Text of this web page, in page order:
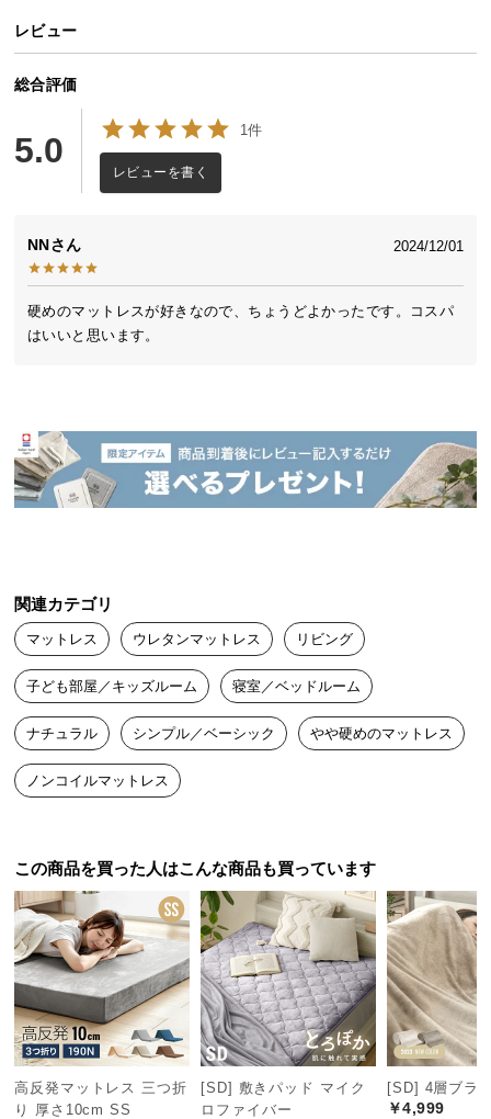
料
つ
て
商
品
配
送
て
中
の
配
送
に
つ
い
て
品
の
配
送
に
つ
い
て
開
レビュー
総合評価
5.0
1件
レビューを書く
NN 2024/12/01
硬めのマットレスが好きなので、ちょうどよかったです。コスパ
はいいと思います。
関連カテゴリ
マットレス ウレタンマットレス リビング
子ども部屋／キッズルーム 寝室／ベッドルーム
ナチュラル シンプル／ベーシック やや硬めのマットレス
ノンコイルマットレス
この商品を買った人はこんな商品も買っています
高反発マットレス 三つ折
り 厚さ10cm SS
[SD] 敷きパッド マイク
ロファイバー
[SD] 4層ブラ
￥4,999